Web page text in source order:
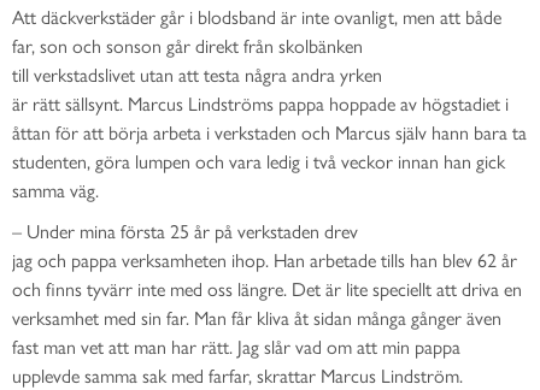
Att däckverkstäder går i blodsband är inte ovanligt, men att både
far, son och sonson går direktfrån skolbänken
tillverkstadslivet utan att testa några andra yrken
är rättsällsynt. Marcus Lindströms pappa hoppade av högstadiet i
åttan för att börja arbeta i verkstaden och Marcus själv hann barata
studenten, göra lumpen och vara ledig i två veckor innan han gick
samma väg.
– Under minaförsta 25 år på verkstaden drev
jagoch pappaverksamheten ihop. Han arbetade tills han blev 62 år
och finns tyvärr inte med oss längre. Det är lite speciellt att driva en
verksamhet med sin far. Man får kliva åt sidan många gångeräven
fast man vet att man har rätt. Jag slår vad om att min pappa
upplevde samma sak med farfar, skrattar Marcus Lindström.